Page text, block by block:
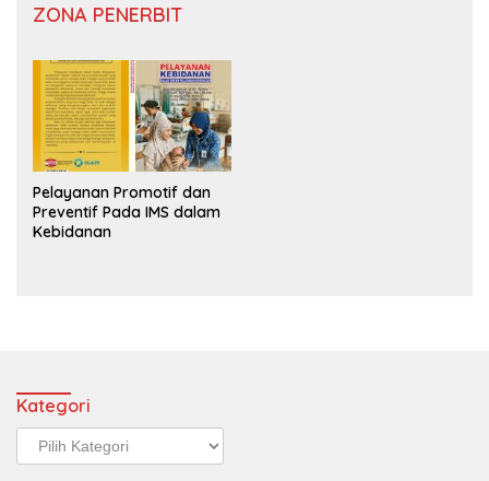
ZONA PENERBIT
Pelayanan Promotif dan
Preventif Pada IMS dalam
Kebidanan
Kategori
Kategori